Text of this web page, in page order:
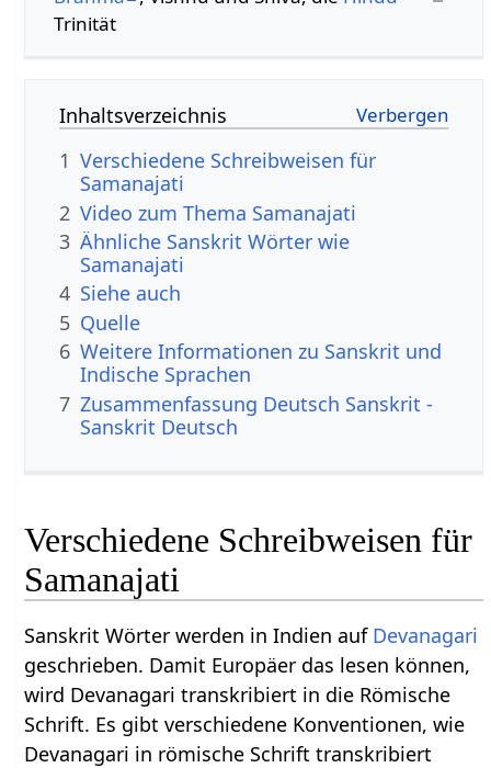
Trinität
Inhaltsverzeichnis
1 Verschiedene Schreibweisen für
Samanajati
2 Video zum Thema Samanajati
3 Ähnliche Sanskrit Wörter wie
Samanajati
4 Siehe auch
5 Quelle
6 Weitere Informationen zu Sanskrit und
Indische Sprachen
7 Zusammenfassung Deutsch Sanskrit -
Sanskrit Deutsch
Verschiedene Schreibweisen für
Samanajati
Sanskrit Wörter werden in Indien auf Devanagari
geschrieben. Damit Europäer das lesen können,
wird Devanagari transkribiert in die Römische
Schrift. Es gibt verschiedene Konventionen, wie
Devanagari in römische Schrift transkribiert